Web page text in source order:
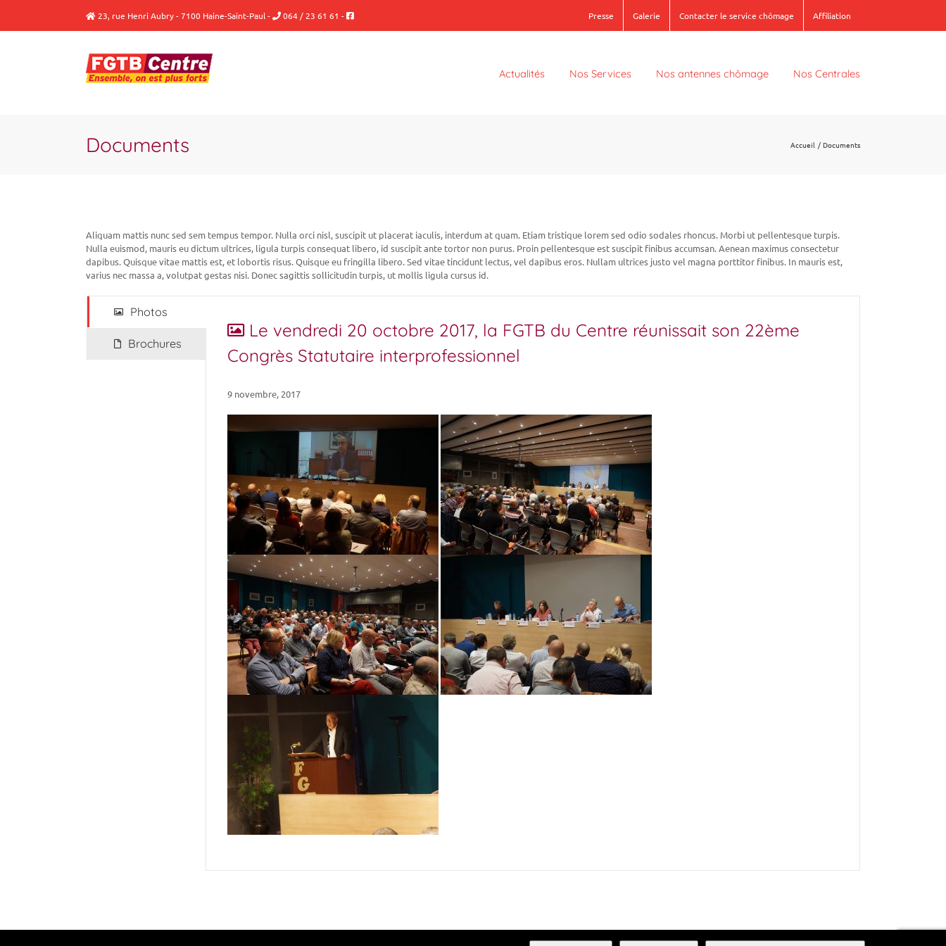
contenu
23, rue Henri Aubry - 7100 Haine-Saint-Paul- 064 / 23 61 61 - Presse Galerie Contacter le service chômage Affiliation
Actualités Nos Services Nos antennes chômage Nos Centrales
Documents Accueil Documents
Aliquam mattis nunc sed sem tempus tempor. Nulla orci nisl, suscipit ut placerat iaculis, interdum at quam. Etiam tristique lorem sed odio sodales rhoncus. Morbi ut pellentesque turpis.
Nulla euismod, mauris eu dictum ultrices, ligula turpis consequat libero, id suscipit ante tortor non purus. Proin pellentesque est suscipit finibus accumsan. Aenean maximus consectetur
dapibus. Quisque vitae mattis est, et lobortis risus. Quisque eu fringilla libero. Sed vitae tincidunt lectus, vel dapibus eros. Nullam ultrices justo vel magna porttitor finibus. In mauris est,
varius nec massa a, volutpat gestas nisi. Donec sagittis sollicitudin turpis, ut mollis ligula cursus id.
Photos
Brochures
Le vendredi 20 octobre 2017, la FGTB du Centre réunissait son 22ème
Congrès Statutaire interprofessionnel
9 novembre, 2017